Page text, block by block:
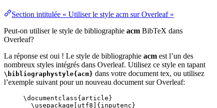
Section intitulée « Utiliser le style acm sur Overleaf »
Peut-on utiliser le style de bibliographie acm BibTeX dans
Overleaf?
La réponse est oui ! Le style de bibliographie acm est l’un des
nombreux styles intégrés dans Overleaf. Utilisez ce style en tapant
\bibliographystyle{acm} dans votre document tex, ou utilisez
l’exemple suivant pour un nouveau document sur Overleaf:
\documentclass{ article }
\usepackage
utf8 ]{ inputenc }